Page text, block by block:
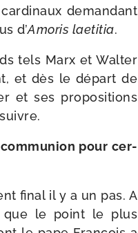
deman­dant
d’Amoris lae­ti­tia.
tels Marx et Walter
et dès le départ de
et ses pro­po­si­tions
pour cer­
final il y a un pas. A
que le point le plus